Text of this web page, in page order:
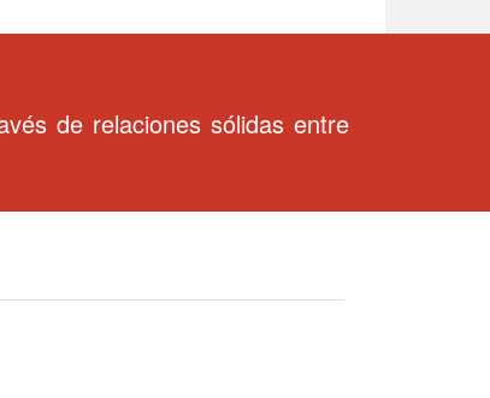
de relaciones sólidas entre